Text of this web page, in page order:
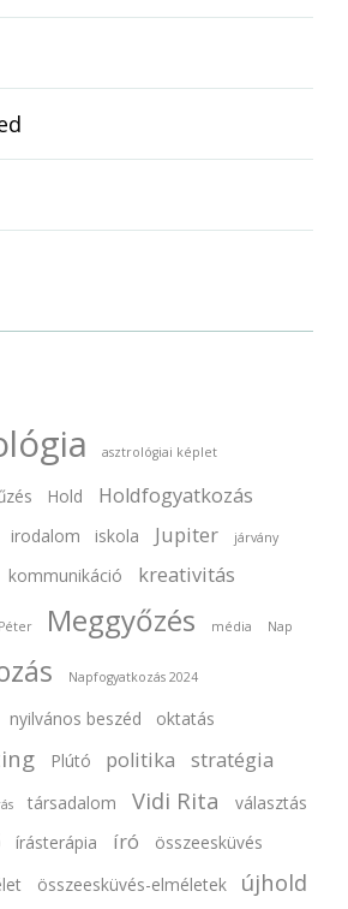
asztrológiai képlet
Hold
Holdfogyatkozás
irodalom iskola Jupiter járvány
kommunikáció kreativitás
Meggyőzés média Nap
Napfogyatkozás 2024
nyilvános beszéd oktatás
Plútó politika stratégia
társadalom Vidi Rita
választás
írásterápia író
összeesküvés
összeesküvés-elméletek újhold